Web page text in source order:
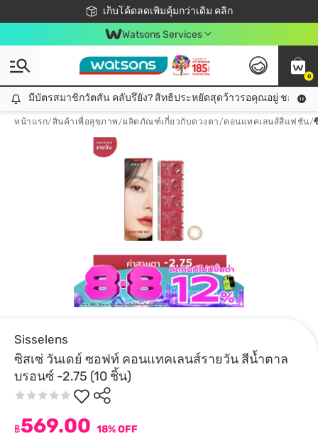
เก็บโค้ดลดเพิ่มคุ้มกว่าเดิม คลิก
ชอปออนไลน์ครั้งแรก ลดเพิ่มจุก ๆ 10%! 🎉
📦ส่งฟรี! เมื่อชอป 499฿
สมาชิกวัตสัน คลับดียังไง?
Watsons Services
0
มีบัตรสมาชิกวัตสัน คลับรึยัง? สิทธิประหยัดสุดว้าวรอคุณอยู่ ชอปคุ้มกว่าเดิม คลิก!
มีบัตรสมาชิกวัตสัน คลับรึยัง? สิทธิประหยัดสุดว้าวรอคุณอยู่ ชอปคุ้มก
หน้าแรก/สินค้าเพื่อสุขภาพ/ผลิตภัณฑ์เกี่ยวกับดวงตา/คอนแทคเลนส์สีแฟชัน/
Sisselens
ซิสเซ่ วันเดย์ ซอฟท์ คอนแทคเลนส์รายวัน สีน้ำตาล
บรอนซ์ -2.75 (10 ชิ้น)
฿569.00 18% OFF